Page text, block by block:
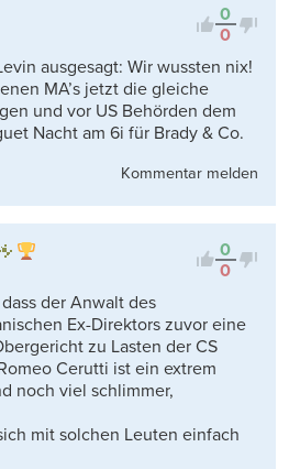
0
0
ausgesagt: Wir wussten nix!
MA’s jetzt die gleiche
und vor US Behörden dem
Nacht am 6i für Brady & Co.
Kommentar melden
0
0
der Anwalt des
Ex-Direktors zuvor eine
zu Lasten der CS
Cerutti ist ein extrem
noch viel schlimmer,
mit solchen Leuten einfach